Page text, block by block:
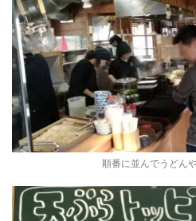
順番に並んでうどん